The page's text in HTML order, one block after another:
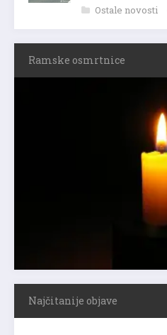
Ostale novosti
Ramske osmrtnice
Najčitanije objave